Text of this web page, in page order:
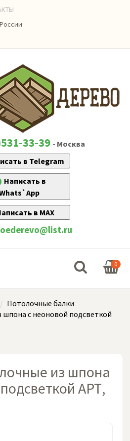
33-39 - Москва
в Telegram
Написать в
в MAX
0
Потолочные балки
шпона с неоновой подсветкой
из шпона
АРТ,